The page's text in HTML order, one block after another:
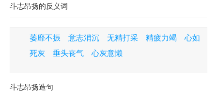
斗志昂扬的反义词
萎靡不振 意志消沉 无精打采 精疲力竭 心如
死灰 垂头丧气 心灰意懒
斗志昂扬造句